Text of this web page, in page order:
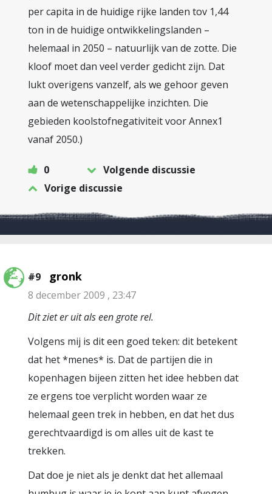
per capita in de huidige rijke landen tov 1,44
ton in de huidige ontwikkelingslanden –
helemaal in 2050 – natuurlijk van de zotte. Die
kloof moet dan veel verder gedicht zijn. Dat
lukt overigens vanzelf, als we gehoor geven
aan de wetenschappelijke inzichten. Die
gebieden koolstofnegativiteit voor Annex1
vanaf 2050.)
0
Volgende discussie
Vorige discussie
#9 gronk
8 december 2009 , 23:47
Dit ziet er uit als een grote rel.
Volgens mij is dit een goed teken: dit betekent
dat het *menes* is. Dat de partijen die in
kopenhagen bijeen zitten het idee hebben dat
ze ergens toe verplicht worden waar ze
helemaal geen trek in hebben, en dat het dus
gerechtvaardigd is om alles uit de kast te
trekken.
Dat doe je niet als je denkt dat het allemaal